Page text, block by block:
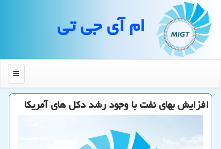
ام آی جی تی
منو
افزایش بهای نفت با وجود رشد دكل های آمریكا